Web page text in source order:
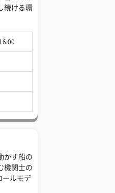
続ける環
かす船の
機関士の
ールモデ